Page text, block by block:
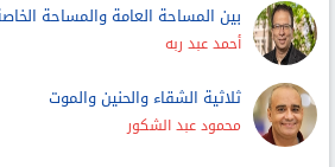
المشهد الذى لم تكتبه السينما..
خالد محمود
بين المساحة العامة والمساحة الخاصة
أحمد عبد ربه